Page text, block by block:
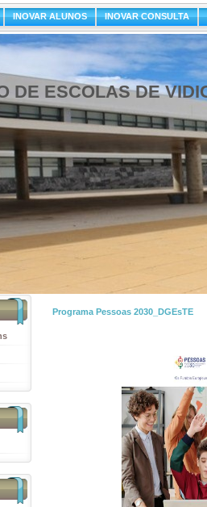
INOVAR ALUNOS INOVAR CONSULTA
DE ESCOLAS DE
Programa Pessoas 2030_DGEsTE